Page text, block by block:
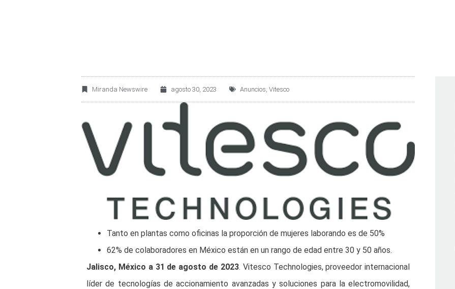
Miranda Newswire agosto 30, 2023 Anuncios, Vitesco
Tanto en plantas como oficinas la proporción de mujeres laborando es de 50%
62% de colaboradores en México están en un rango de edad entre 30 y 50 años.
Jalisco, México a 31 de agosto de 2023. Vitesco Technologies, proveedor internacional
líder de tecnologías de accionamiento avanzadas y soluciones para la electromovilidad,